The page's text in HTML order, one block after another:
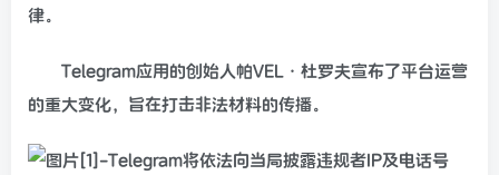
律。
Telegram应用的创始人帕VEL·杜罗夫宣布了平台运营
的重大变化，旨在打击非法材料的传播。